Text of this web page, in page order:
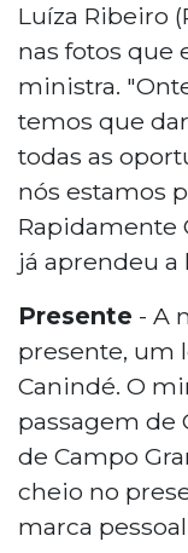
Luíza Ribeiro
nas fotos que
ministra.
temos que
todas as
nós estamos
Rapidamente
já aprendeu a
Presente - A
presente, um
Canindé. O
passagem de
de Campo
cheio no
marca